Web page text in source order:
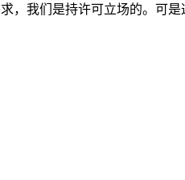
我们是持许可立场的。可是